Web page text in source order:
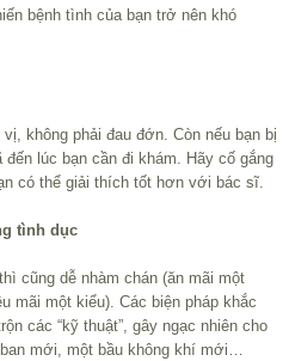
bệnh tình của bạn trở nên khó
không phải đau đớn. Còn nếu bạn bị
lúc bạn cần đi khám. Hãy cố gắng
có thể giải thích tốt hơn với bác sĩ.
tình dục
cũng dễ nhàm chán (ăn mãi một
mãi một kiểu). Các biện pháp khắc
các “kỹ thuật”, gây ngạc nhiên cho
mới, một bầu không khí mới…